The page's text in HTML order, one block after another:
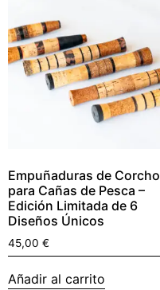
Empuñaduras de Corcho
para Cañas de Pesca –
Edición Limitada de 6
Diseños Únicos
45,00 €
Añadir al carrito